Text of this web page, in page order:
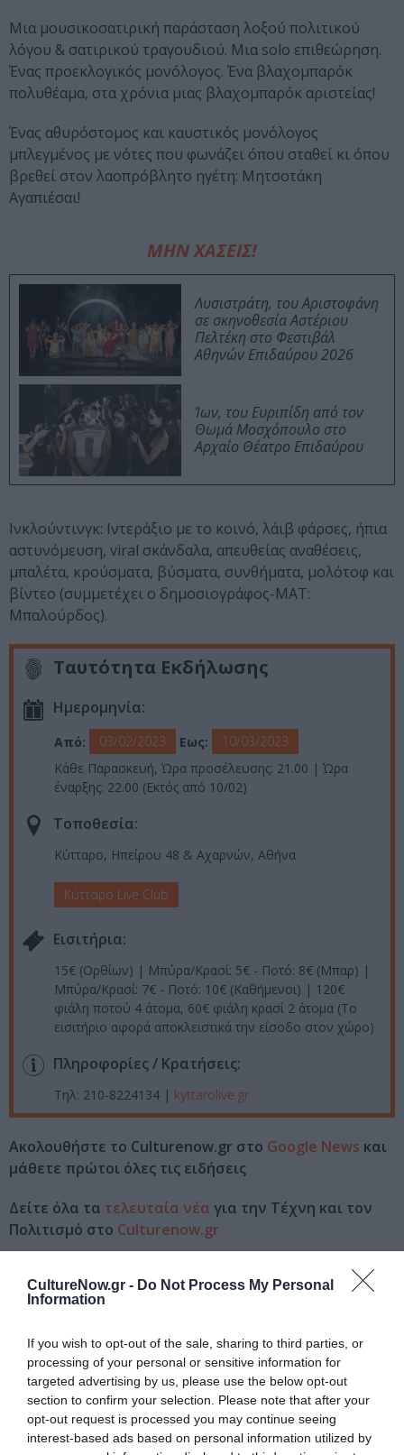
CultureNow.gr - Do Not Process My Personal
Information
If you wish to opt-out of the sale, sharing to third parties, or
processing of your personal or sensitive information for
targeted advertising by us, please use the below opt-out
section to confirm your selection. Please note that after your
opt-out request is processed you may continue seeing
interest-based ads based on personal information utilized by
Μια μουσικοσατιρική παράσταση λοξού πολιτικού
λόγου & σατιρικού τραγουδιού. Μια solo επιθεώρηση.
Ένας προεκλογικός μονόλογος. Ένα βλαχομπαρόκ
πολυθέαμα, στα χρόνια μιας βλαχομπαρόκ αριστείας!
Ένας αθυρόστομος και καυστικός μονόλογος
μπλεγμένος με νότες που φωνάζει όπου σταθεί κι όπου
βρεθεί στον λαοπρόβλητο ηγέτη: Μητσοτάκη
Αγαπιέσαι!
ΜΗΝ ΧΑΣΕΙΣ!
Λυσιστράτη, του Αριστοφάνη
σε σκηνοθεσία Αστέριου
Πελτέκη στο Φεστιβάλ
Αθηνών Επιδαύρου 2026
Ίων, του Ευριπίδη από τον
Θωμά Μοσχόπουλο στο
Αρχαίο Θέατρο Επιδαύρου
Ινκλούντινγκ: Ιντεράξιο με το κοινό, λάιβ φάρσες, ήπια
αστυνόμευση, viral σκάνδαλα, απευθείας αναθέσεις,
μπαλέτα, κρούσματα, βύσματα, συνθήματα, μολότοφ και
βίντεο (συμμετέχει ο δημοσιογράφος-ΜΑΤ:
Μπαλούρδος).
Ταυτότητα Εκδήλωσης
Ημερομηνία:
Από: 03/02/2023 Εως:
10/03/2023
Κάθε Παρασκευή, Ώρα προσέλευσης: 21.00 | Ώρα
έναρξης: 22.00 (Εκτός από 10/02)
Τοποθεσία:
Κύτταρο, Ηπείρου 48 & Αχαρνών, Αθήνα
Κύτταρο Live Club
Eισιτήρια:
15€ (Ορθίων) | Μπύρα/Κρασί: 5€ - Ποτό: 8€ (Μπαρ) |
Μπύρα/Κρασί: 7€ - Ποτό: 10€ (Καθήμενοι) | 120€
φιάλη ποτού 4 άτομα, 60€ φιάλη κρασί 2 άτομα (Το
εισιτήριο αφορά αποκλειστικά την είσοδο στον χώρο)
Πληροφορίες / Κρατήσεις:
Τηλ: 210-8224134 | kyttarolive.gr
Ακολουθήστε το Culturenow.gr στο Google News και
μάθετε πρώτοι όλες τις ειδήσεις
Δείτε όλα τα τελευταία νέα για την Τέχνη και τον
Πολιτισμό στο Culturenow.gr
Νέοι Διαγωνισμοί ❯
STAND UP COMEDY ΘΕΑΤΡΙΚΕΣ ΠΑΡΑΣΤΑΣΕΙΣ 2022 - 2023
Newsletter
Κάθε βδομάδα στο e-mail σας τα τελευταία νέα για